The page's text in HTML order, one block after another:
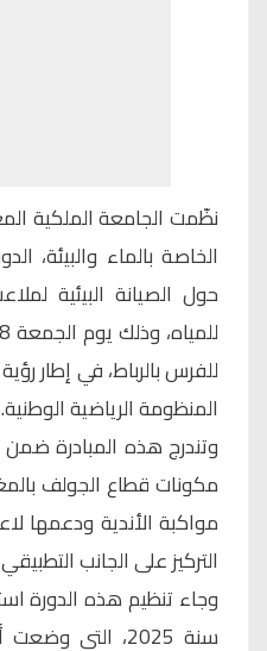
نظّمت الجامعة الملكية
الخاصة بالماء والبيئة،
حول الصيانة البيئية
للفرس بالرباط، في إطار
المنظومة الرياضية الوطنية.
وتندرجهذه المبادرةضمن
مكونات قطاع الجولف
مواكبة الأندية ودعمها
التركيز على الجانب
وجاء تنظيم هذه الدورة
سنة 2025،